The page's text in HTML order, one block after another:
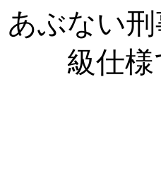
あぶない
級仕